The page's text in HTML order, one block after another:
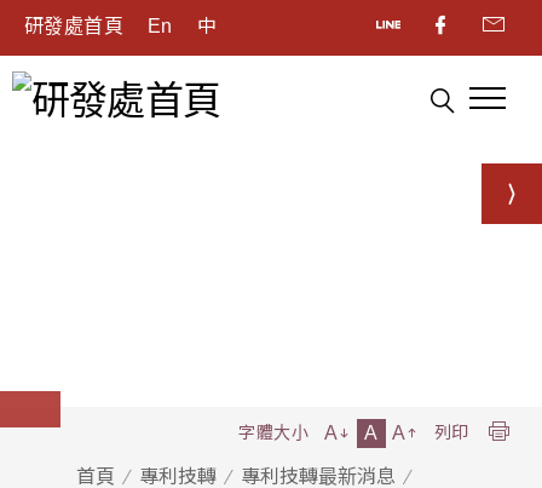
研發處首頁 En 中
首頁 專利技轉 專利技轉最新消息
字體大小 A A A 列印